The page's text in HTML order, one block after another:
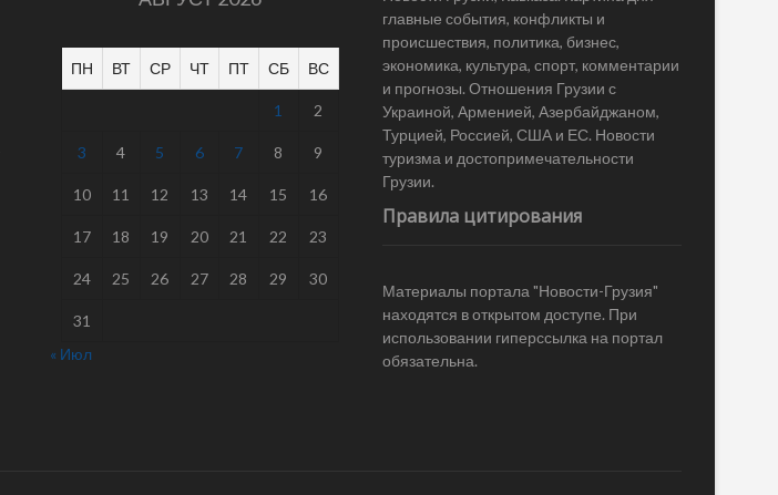
ПН ВТ СР ЧТ ПТ СБ ВС
1 2
3 4 5 6 7 8 9
10 11 12 13 14 15 16
17 18 19 20 21 22 23
24 25 26 27 28 29 30
31
« Июл
главные события, конфликты и
происшествия, политика, бизнес,
экономика, культура, спорт, комментарии
и прогнозы. Отношения Грузии с
Украиной, Арменией, Азербайджаном,
Турцией, Россией, США и ЕС. Новости
туризма и достопримечательности
Грузии.
Правила цитирования
Материалы портала "Новости-Грузия"
находятся в открытом доступе. При
использовании гиперссылка на портал
обязательна.